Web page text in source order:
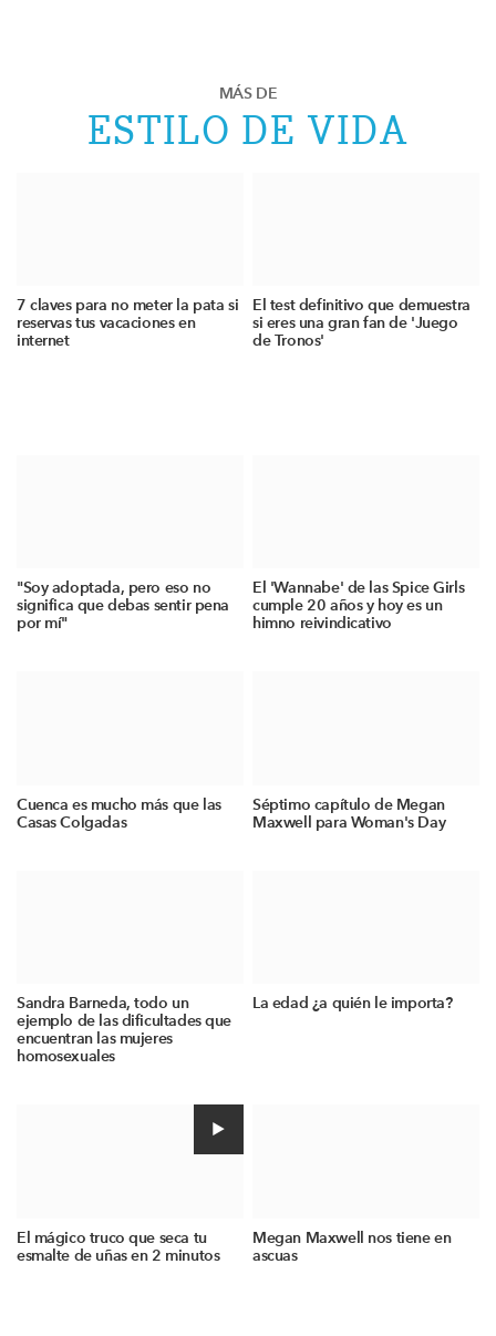
MÁS DE
ESTILO DE VIDA
7 claves para no meter la pata si
reservas tus vacaciones en
internet
El test definitivo que demuestra
si eres una gran fan de 'Juego
de Tronos'
"Soy adoptada, pero eso no
significa que debas sentir pena
por mí"
El 'Wannabe' de las Spice Girls
cumple 20 años y hoy es un
himno reivindicativo
Cuenca es mucho más que las
Casas Colgadas
Séptimo capítulo de Megan
Maxwell para Woman's Day
Sandra Barneda, todo un
ejemplo de las dificultades que
encuentran las mujeres
homosexuales
La edad ¿a quién le importa?
El mágico truco que seca tu
esmalte de uñas en 2 minutos
Megan Maxwell nos tiene en
ascuas